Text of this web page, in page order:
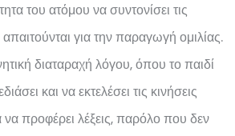
του ατόμου να συντονίσει τις
για την παραγωγή ομιλίας.
διαταραχή λόγου, όπου το παιδί
και να εκτελέσει τις κινήσεις
να προφέρει λέξεις, παρόλο που δεν